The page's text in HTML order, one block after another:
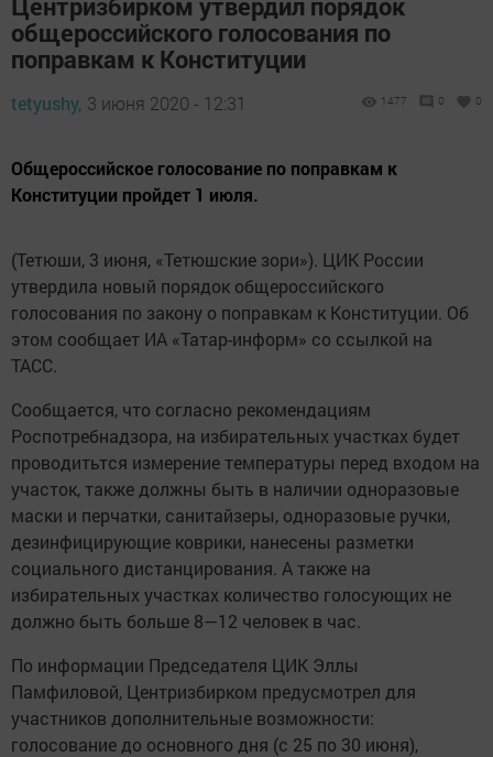
общероссийского голосования по
поправкам к Конституции
tetyushy, 3 июня 2020 - 12:31 1477 0 0
Общероссийское голосование по поправкам к
Конституции пройдет 1 июля.
(Тетюши, 3 июня, «Тетюшские зори»). ЦИК России
утвердила новый порядок общероссийского
голосования по закону о поправкам к Конституции. Об
этом сообщает ИА «Татар-информ» со ссылкой на
ТАСС.
Сообщается, что согласно рекомендациям
Роспотребнадзора, на избирательных участках будет
проводитьтся измерение температуры перед входом на
участок, также должны быть в наличии одноразовые
маски и перчатки, санитайзеры, одноразовые ручки,
дезинфицирующие коврики, нанесены разметки
социального дистанцирования. А также на
избирательных участках количество голосующих не
должно быть больше 8—12 человек в час.
По информации Председателя ЦИК Эллы
Памфиловой, Центризбирком предусмотрел для
участников дополнительные возможности:
голосование до основного дня (с 25 по 30 июня),